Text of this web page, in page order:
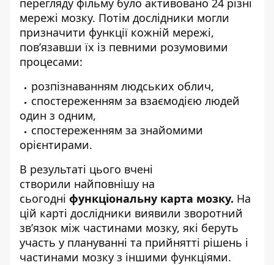
перегляду фільму було активовано 24 різні
мережі мозку. Потім дослідники могли
призначити функції кожній мережі,
пов’язавши їх із певними розумовими
процесами:
розпізнаванням людських облич,
спостереженням за взаємодією людей
один з одним,
спостереженням за знайомими
орієнтирами.
В результаті цього вчені
створили найповнішу на
сьогодні функціональну карта мозку. На
цій карті дослідники виявили зворотний
зв’язок між частинами мозку, які беруть
участь у плануванні та прийнятті рішень і
частинами мозку з іншими функціями.